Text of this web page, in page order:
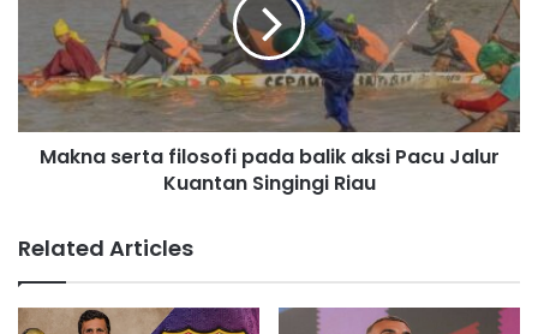
Makna serta filosofi pada balik aksi Pacu Jalur
Kuantan Singingi Riau
Related Articles